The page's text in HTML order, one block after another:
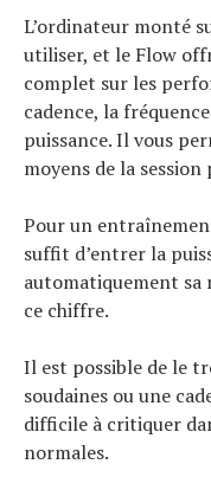
L’ordinateur monté
utiliser, et le Flow
complet sur les
cadence, la
puissance. Il vous
moyens de la
Pour un
suffit d’entrer la
automatiquement sa
ce chiffre.
Il est possible de le
soudaines ou une
difficile à critiquer
normales.